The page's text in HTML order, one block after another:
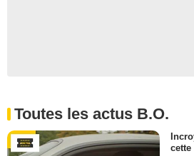
Toutes les actus B.O.